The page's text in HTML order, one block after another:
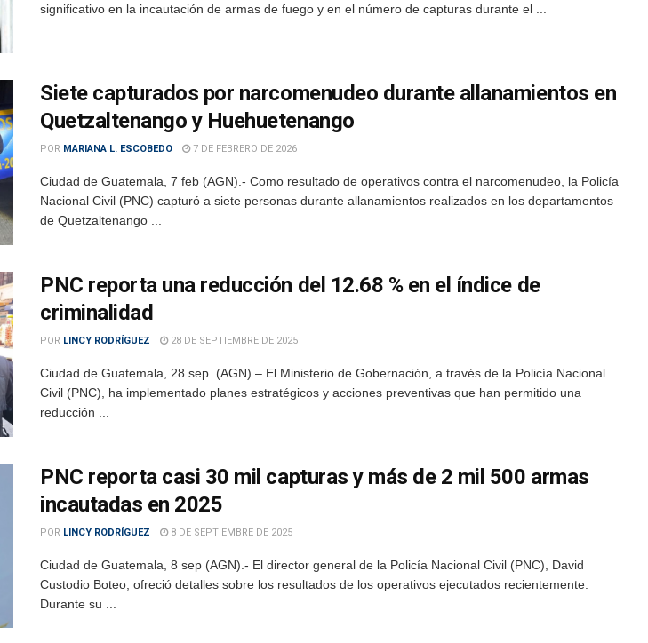
significativo en la incautación de armas de fuego y en el número de capturas durante el ...
Siete capturados por narcomenudeo durante allanamientos en
Quetzaltenango y Huehuetenango
POR MARIANA L. ESCOBEDO 7 DE FEBRERO DE 2026
Ciudad de Guatemala, 7 feb (AGN).- Como resultado de operativos contra el narcomenudeo, la Policía
Nacional Civil (PNC) capturó a siete personas durante allanamientos realizados en los departamentos
de Quetzaltenango ...
PNC reporta una reducción del 12.68 % en el índice de
criminalidad
POR LINCY RODRÍGUEZ 28 DE SEPTIEMBRE DE 2025
Ciudad de Guatemala, 28 sep. (AGN).– El Ministerio de Gobernación, a través de la Policía Nacional
Civil (PNC), ha implementado planes estratégicos y acciones preventivas que han permitido una
reducción ...
PNC reporta casi 30 mil capturas y más de 2 mil 500 armas
incautadas en 2025
POR LINCY RODRÍGUEZ 8 DE SEPTIEMBRE DE 2025
Ciudad de Guatemala, 8 sep (AGN).- El director general de la Policía Nacional Civil (PNC), David
Custodio Boteo, ofreció detalles sobre los resultados de los operativos ejecutados recientemente.
Durante su ...